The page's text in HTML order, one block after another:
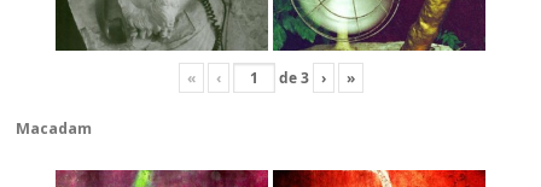
« ‹ de3 › »
Macadam